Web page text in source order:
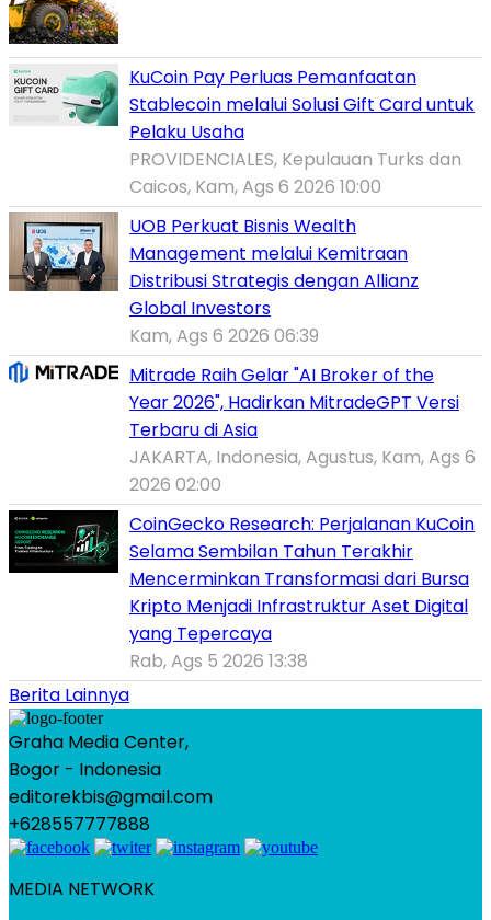
KuCoin Pay Perluas Pemanfaatan
Stablecoin melalui Solusi Gift Card untuk
Pelaku Usaha
PROVIDENCIALES, Kepulauan Turks dan
Caicos, Kam, Ags 6 2026 10:00
UOB Perkuat Bisnis Wealth
Management melalui Kemitraan
Distribusi Strategis dengan Allianz
Global Investors
Kam, Ags 6 2026 06:39
Mitrade Raih Gelar "AI Broker of the
Year 2026", Hadirkan MitradeGPT Versi
Terbaru di Asia
JAKARTA, Indonesia, Agustus, Kam, Ags 6
2026 02:00
CoinGecko Research: Perjalanan KuCoin
Selama Sembilan Tahun Terakhir
Mencerminkan Transformasi dari Bursa
Kripto Menjadi Infrastruktur Aset Digital
yang Tepercaya
Rab, Ags 5 2026 13:38
Berita Lainnya
Graha Media Center,
Bogor - Indonesia
editorekbis@gmail.com
+628557777888
MEDIA NETWORK